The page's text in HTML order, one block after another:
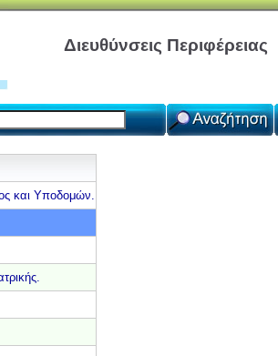
Διευθύνσεις Περιφέρειας
και Υποδομών.